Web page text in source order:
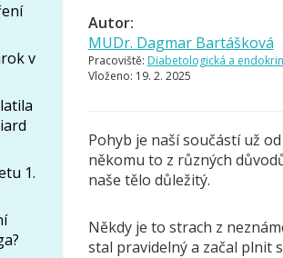
Autor:
MUDr. Dagmar Bartášková
Pracoviště: Diabetologická a
Vloženo: 19. 2. 2025
Pohyb je naší součástí už
někomu to z různých
naše tělo důležitý.
Někdy je to strach z
stal pravidelný a začal plnit
v
1.